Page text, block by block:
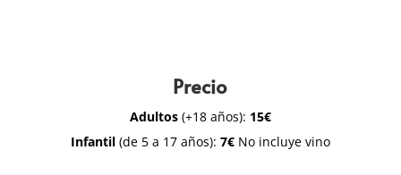
Precio
Adultos(+18 años): 15€
Infantil(de 5 a 17 años): 7€No incluye vino